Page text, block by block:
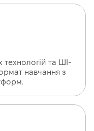
технологій та ШІ-
навчання з